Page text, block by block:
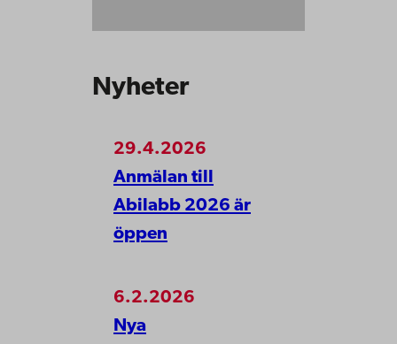
Nyheter
29.4.2026
Anmälan till
Abilabb 2026 är
öppen
6.2.2026
Nya